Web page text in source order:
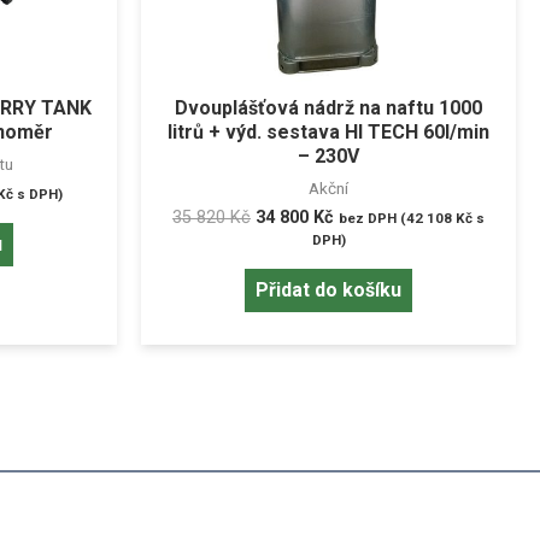
TANK
s DPH)
Dvouplášťová nádrž na naftu 1000
litrů + výd. sestava HI TECH 60l/min
– 230V
Akční
35 820Kč 34 800 Kč bez DPH (42 108 Kč s
DPH)
Přidat do košíku